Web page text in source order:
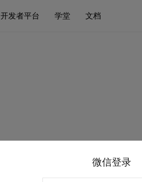
开发者平台 学堂 文档
微信登录